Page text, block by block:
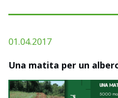
01.04.2017
Una matita per un